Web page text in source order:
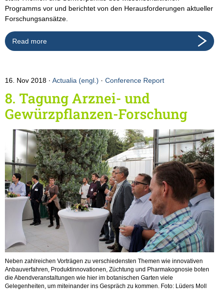
Programms vor und berichtet von den Herausforderungen aktueller
Forschungsansätze.
Read more
16. Nov 2018 Actualia (engl.) · Conference Report
8. Tagung Arznei- und
Gewürzpflanzen-Forschung
Neben zahlreichen Vorträgen zu verschiedensten Themen wie innovativen
Anbauverfahren, Produktinnovationen, Züchtung und Pharmakognosie boten
die Abendveranstaltungen wie hier im botanischen Garten viele
Gelegenheiten, um miteinander ins Gespräch zu kommen. Foto: Lüders Moll